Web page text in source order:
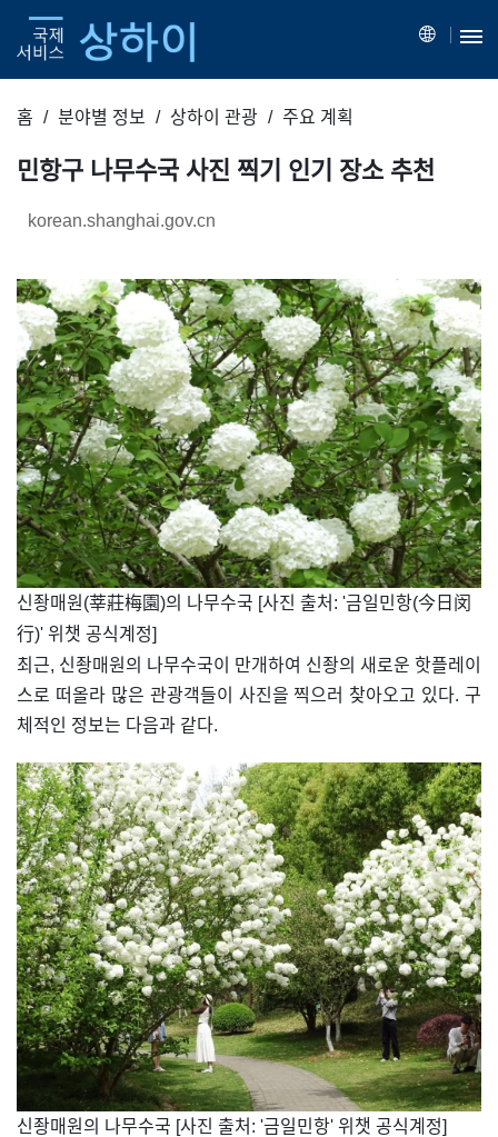
홈 분야별 정보 상하이 관광 주요 계획
민항구 나무수국 사진 찍기 인기 장소 추천
korean.shanghai.gov.cn
신좡매원(莘莊梅園)의 나무수국 [사진 출처: '금일민항(今日闵
行)' 위챗 공식계정]
최근, 신좡매원의 나무수국이 만개하여 신좡의 새로운 핫플레이
스로 떠올라 많은 관광객들이 사진을 찍으러 찾아오고 있다. 구
체적인 정보는 다음과 같다.
신좡매원의 나무수국 [사진 출처: '금일민항' 위챗 공식계정]